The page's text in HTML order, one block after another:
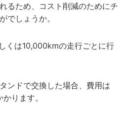
るため、コスト削減のためにチ
でしょうか。
くは10,000kmの走行ごとに行
ンドで交換した場合、費用は
ります。